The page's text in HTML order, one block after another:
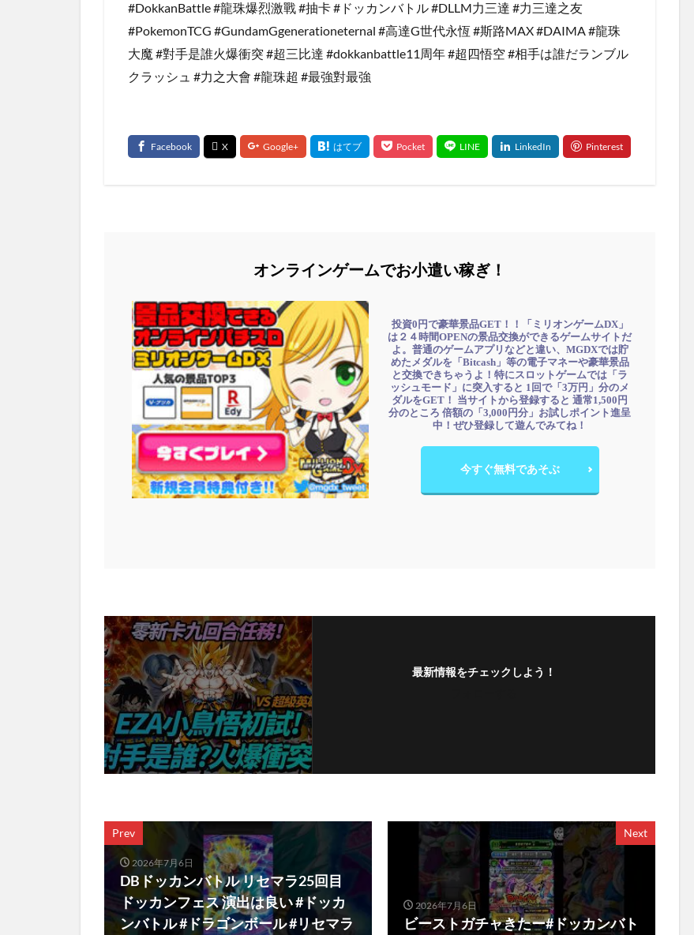
#DokkanBattle #龍珠爆烈激戰 #抽卡 #ドッカンバトル #DLLM力三達 #力三達之友
#PokemonTCG #GundamGgenerationeternal #高達G世代永恆 #斯路MAX #DAIMA #龍珠
大魔 #對手是誰火爆衝突 #超三比達 #dokkanbattle11周年 #超四悟空 #相手は誰だランブル
クラッシュ #力之大會 #龍珠超 #最強對最強
オンラインゲームでお小遣い稼ぎ！
投資0円で豪華景品GET！！「ミリオンゲームDX」
は２４時間OPENの景品交換ができるゲームサイトだ
よ。普通のゲームアプリなどと違い、MGDXでは貯
めたメダルを「Bitcash」等の電子マネーや豪華景品
と交換できちゃうよ！特にスロットゲームでは「ラ
ッシュモード」に突入すると 1回で「3万円」分のメ
ダルをGET！ 当サイトから登録すると 通常1,500円
分のところ 倍額の「3,000円分」お試しポイント進呈
中！ぜひ登録して遊んでみてね！
今すぐ無料であそぶ
最新情報をチェックしよう！
Prev
2026年7月6日
DBドッカンバトル リセマラ25回目
ドッカンフェス 演出は良い #ドッカ
ンバトル #ドラゴンボール #リセマラ
Next
2026年7月6日
ビーストガチャきたー#ドッカンバト